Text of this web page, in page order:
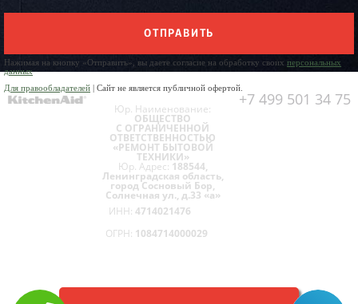
ОТПРАВИТЬ
Нажимая на кнопку «Отправить», вы даете согласие на обработку своих персональных
данных
Для правообладателей | Сайт не является публичной офертой.
+7 499 501 34 75
Юр. Наименование:
ОБЩЕСТВО
С ОГРАНИЧЕННОЙ
ОТВЕТСТВЕННОСТЬЮ
«РЕМОНТ БЫТОВОЙ
ТЕХНИКИ»
Юр. Адрес: 188544,
Ленинградская область,
город Сосновый Бор,
Солнечная ул., д.33 «а»
ИНН: 4714021476
ОГРН: 1084714000029